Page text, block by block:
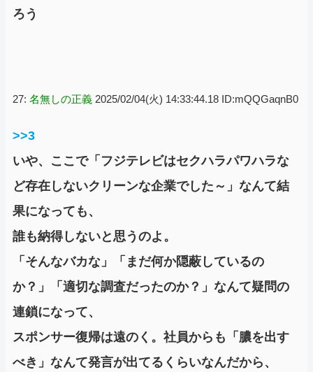
ろう
27: 名無しの正義 2025/02/04(火) 14:33:44.18 ID:mQQGaqnB0
>>3
いや、ここで「フジテレビはセクハラパワハラな
ど存在しないクリーンな企業でした～」なんて結
果になっても、
誰も納得しないと思うのよ。
「そんなバカな」「まだ何か隠蔽しているの
か？」「適切な調査だったのか？」なんて疑問の
連鎖になって、
スポンサー復帰は遠のく。社員からも「膿を出す
べき」なんて発言が出てるくらいなんだから、